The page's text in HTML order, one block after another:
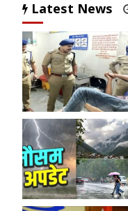
Latest News